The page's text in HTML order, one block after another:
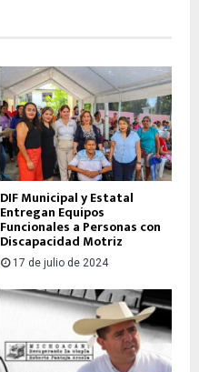
DIF Municipal y Estatal
Entregan Equipos
Funcionales a Personas con
Discapacidad Motriz
17 de julio de 2024